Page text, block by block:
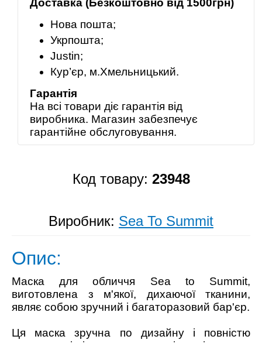
Доставка (Безкоштовно від 1500грн)
Нова пошта;
Укрпошта;
Justin;
Кур’єр, м.Хмельницький.
Гарантія
На всі товари діє гарантія від
виробника. Магазин забезпечує
гарантійне обслуговування.
Код товару: 23948
Виробник: Sea To Summit
Опис:
Маска для обличчя Sea to Summit,
виготовлена ​​з м'якої, дихаючої тканини,
являє собою зручний і багаторазовий бар'єр.
Ця маска зручна по дизайну і повністю